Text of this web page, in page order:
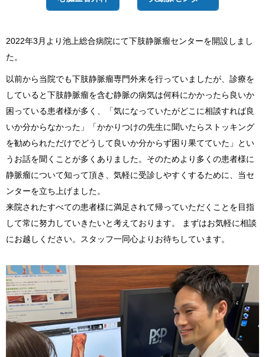
2022年3月より池上総合病院にて下肢静脈瘤センターを開設しまし
た。
以前から当院でも下肢静脈瘤専門外来を行っていましたが、診療を
していると下肢静脈瘤を含む静脈の病気は何科にかかったら良いか
困っている患者様が多く、「気になっていたがどこに相談すれば良
いか分からなかった」「かかりつけの先生に聞いたらストッキング
を勧められただけでどうして良いか分からず困り果てていた」とい
うお話を聞くことが多くありました。そのためより多くの患者様に
静脈瘤について知って頂き、気軽に受診しやすくするために、当セ
ンターを立ち上げました。
来院されたすべての患者様に満足されて帰っていただくことを目指
して常に努力していきたいと考えております。 まずはお気軽に相談
にお越しください。スタッフ一同心よりお待ちしています。